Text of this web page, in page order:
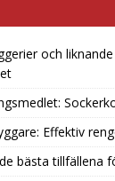
och
Effektiv
bästa tillfällena